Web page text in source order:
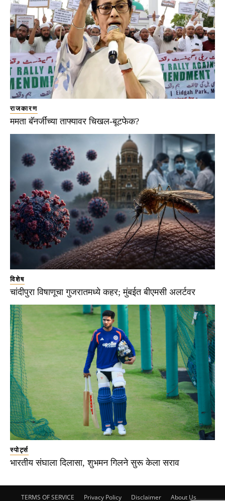
राजकारण
ममता बॅनर्जींच्या ताफ्यावर चिखल-बूटफेक?
विशेष
चांदीपुरा विषाणूचा गुजरातमध्ये कहर; मुंबईत बीएमसी अलर्टवर
स्पोर्ट्स
भारतीय संघाला दिलासा, शुभमन गिलने सुरू केला सराव
TERMS OF SERVICE Privacy Policy Disclaimer About Us